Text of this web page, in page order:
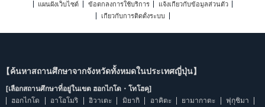
แผนผังเว็บไซต์
ข้อตกลงการใช้บริการ
แจ้งเกี่ยวกับข้อมูลส่วนตัว
เกี่ยวกับการติดตั้งระบบ
【ค้นหาสถานศึกษาจากจังหวัดทั้งหมดในประเทศญี่ปุ่น】
[เลือกสถานศึกษาที่อยู่ในเขต ฮอกไกโด・โทโฮคุ]
ฮอกไกโด
อาโอโมริ อิวาเตะ มิยากิ อาคิตะ ยามากาตะ ฟุกุชิมา